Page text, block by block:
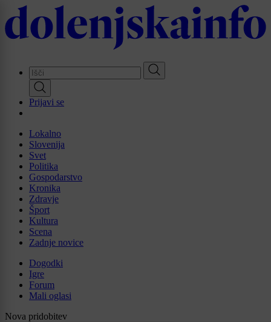
Skip
to
main
Prijavi se
Lokalno
Slovenija
Svet
Politika
Gospodarstvo
Kronika
Zdravje
Šport
Kultura
Scena
Zadnje novice
Dogodki
Igre
Forum
Mali oglasi
Nova pridobitev